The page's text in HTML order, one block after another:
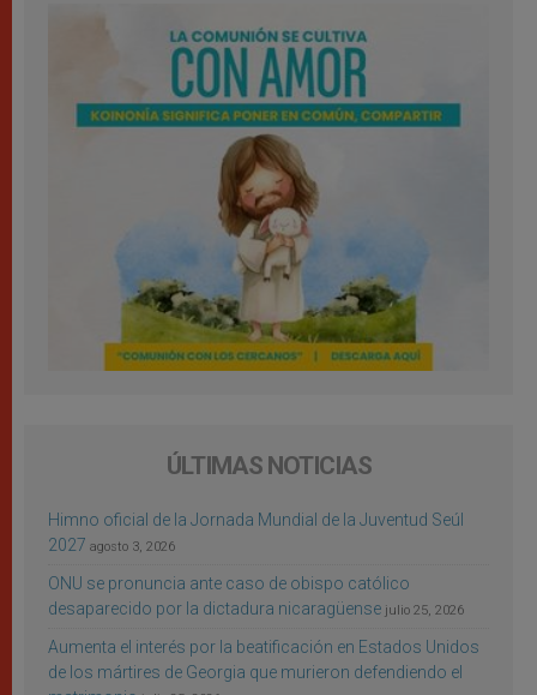
ÚLTIMAS NOTICIAS
Himno oficial de la Jornada Mundial de la Juventud Seúl
2027 agosto 3, 2026
ONU se pronuncia ante caso de obispo católico
desaparecido por la dictadura nicaragüense julio 25, 2026
Aumenta el interés por la beatificación en Estados Unidos
de los mártires de Georgia que murieron defendiendo el